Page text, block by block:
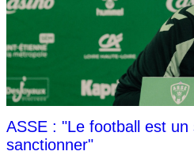
ASSE : "Le football est
sanctionner"